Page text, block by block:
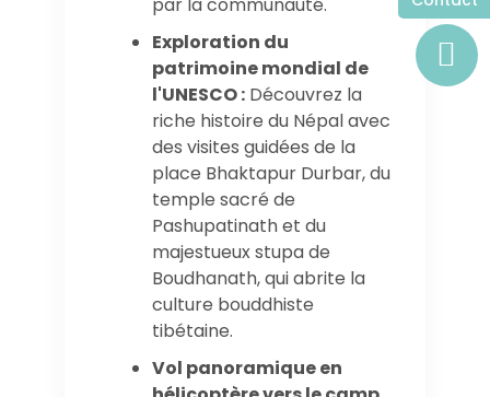
Exploration du
patrimoine mondial de
l'UNESCO : Découvrez la
riche histoire du Népal avec
des visites guidées de la
place Bhaktapur Durbar, du
temple sacré de
Pashupatinath et du
majestueux stupa de
Boudhanath, qui abrite la
culture bouddhiste
tibétaine.
Vol panoramique en